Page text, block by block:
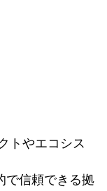
トやエコシス
で信頼できる拠